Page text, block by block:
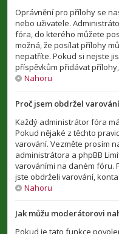
Oprávnění pro přílohy se
nebo uživatele.
fóra, do kterého můžete
možná, že posílat přílohy
nepatříte. Pokud si nejste
příspěvkům přidávat
Nahoru
Proč jsem obdržel
Každý administrátor fóra
Pokud nějaké z těchto
varování. Vezměte prosím
administrátora a phpBB
varováními na daném fóru.
jste obdrželi varování,
Nahoru
Jak můžu moderátorovi
Pokud je tato funkce